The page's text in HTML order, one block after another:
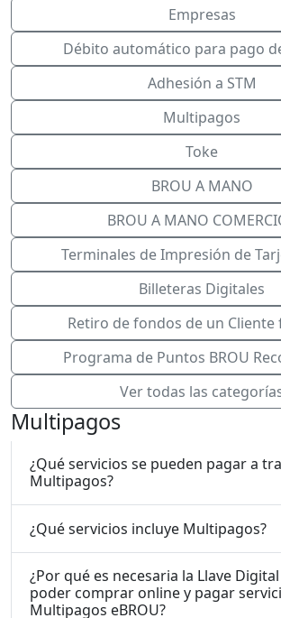
Empresas
Débito automático para pago
Adhesión a STM
Multipagos
Toke
BROU A MANO
BROU A MANO
Terminales de Impresión de
Billeteras Digitales
Retiro de fondos de un Cliente
Programa de Puntos BROU
Ver todas las
Multipagos
¿Qué servicios se pueden pagar a
Multipagos?
¿Qué servicios incluye Multipagos?
¿Por qué es necesaria la Llave
poder comprar online y pagar
Multipagos eBROU?